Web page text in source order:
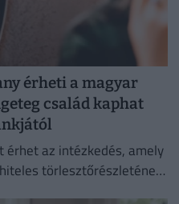
érheti a magyar
család kaphat
érhet az intézkedés, amely
törlesztőrészletének